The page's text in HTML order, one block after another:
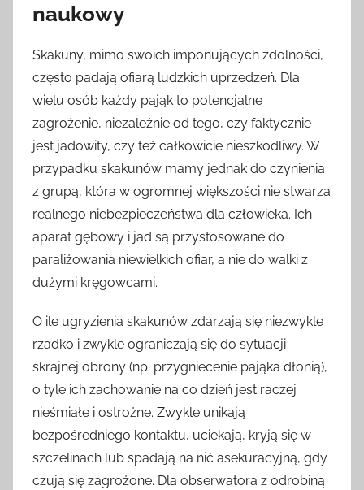
naukowy
Skakuny, mimo swoich imponujących zdolności,
często padają ofiarą ludzkich uprzedzeń. Dla
wielu osób każdy pająk to potencjalne
zagrożenie, niezależnie od tego, czy faktycznie
jest jadowity, czy też całkowicie nieszkodliwy. W
przypadku skakunów mamy jednak do czynienia
z grupą, która w ogromnej większości nie stwarza
realnego niebezpieczeństwa dla człowieka. Ich
aparat gębowy i jad są przystosowane do
paraliżowania niewielkich ofiar, a nie do walki z
dużymi kręgowcami.
O ile ugryzienia skakunów zdarzają się niezwykle
rzadko i zwykle ograniczają się do sytuacji
skrajnej obrony (np. przygniecenie pająka dłonią),
o tyle ich zachowanie na co dzień jest raczej
nieśmiałe i ostrożne. Zwykle unikają
bezpośredniego kontaktu, uciekają, kryją się w
szczelinach lub spadają na nić asekuracyjną, gdy
czują się zagrożone. Dla obserwatora z odrobiną